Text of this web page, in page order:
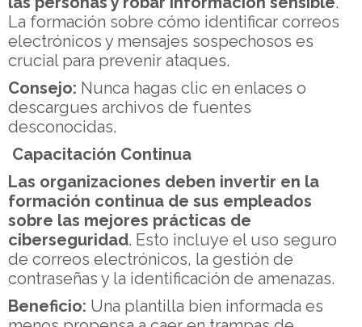
La formación sobre cómo identificar correos
electrónicos y mensajes sospechosos es
crucial para prevenir ataques.
Consejo: Nunca hagas clic en enlaces o
descargues archivos de fuentes
desconocidas.
Capacitación Continua
Las organizaciones deben invertir en la
formación continua de sus empleados
sobre las mejores prácticas de
ciberseguridad. Esto incluye el uso seguro
de correos electrónicos, la gestión de
contraseñas y la identificación de amenazas.
Beneficio: Una plantilla bien informada es